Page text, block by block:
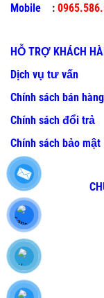
Mobile :
HỖ TRỢ KHÁCH
Dịch vụ tư vấn
Chính sách bán hàng
Chính sách đổi trả
Chính sách bảo mật